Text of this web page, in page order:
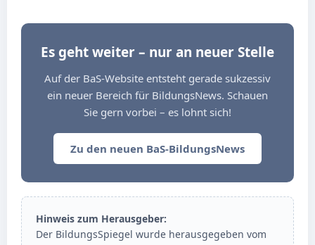
Es geht weiter – nur an neuer Stelle
Auf der BaS-Website entsteht gerade sukzessiv
ein neuer Bereich für BildungsNews. Schauen
Sie gern vorbei – es lohnt sich!
Zu den neuen BaS-BildungsNews
Hinweis zum Herausgeber:
Der BildungsSpiegel wurde herausgegeben vom